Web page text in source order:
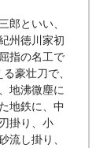
郎といい、
州徳川家初
指の名工で
豪壮刀で、
地沸微塵に
地鉄に、中
掛り、小
流し掛り、